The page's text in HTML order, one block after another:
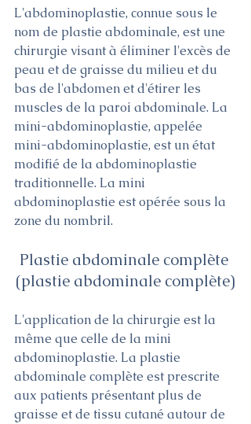
L'abdominoplastie, connue sous le
nom de plastie abdominale, est une
chirurgie visant à éliminer l'excès de
peau et de graisse du milieu et du
bas de l'abdomen et d'étirer les
muscles de la paroi abdominale. La
mini-abdominoplastie, appelée
mini-abdominoplastie, est un état
modifié de la abdominoplastie
traditionnelle. La mini
abdominoplastie est opérée sous la
zone du nombril.
Plastie abdominale complète
(plastie abdominale complète)
L'application de la chirurgie est la
même que celle de la mini
abdominoplastie. La plastie
abdominale complète est prescrite
aux patients présentant plus de
graisse et de tissu cutané autour de